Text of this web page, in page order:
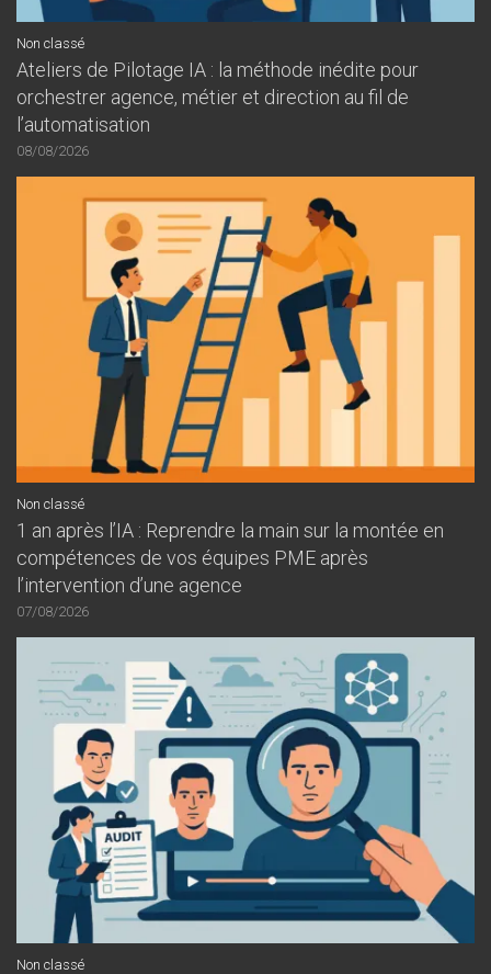
Non classé
Ateliers de Pilotage IA : la méthode inédite pour
orchestrer agence, métier et direction au fil de
l’automatisation
08/08/2026
Non classé
1 an après l’IA : Reprendre la main sur la montée en
compétences de vos équipes PME après
l’intervention d’une agence
07/08/2026
Non classé